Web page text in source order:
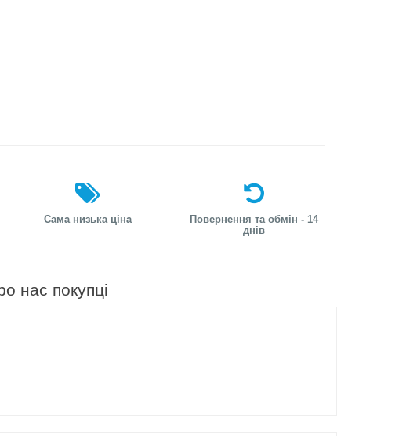
Сама низька ціна
Повернення та обмін - 14
днів
нас покупці